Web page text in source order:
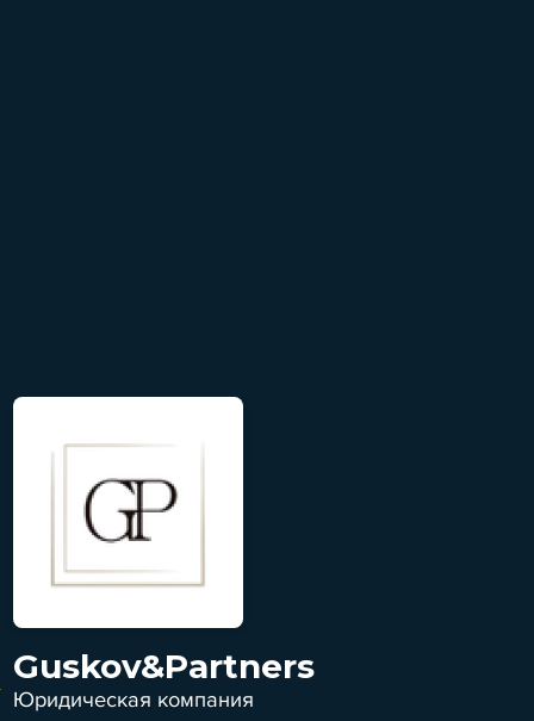
Guskov&Partners
Юридическая компания